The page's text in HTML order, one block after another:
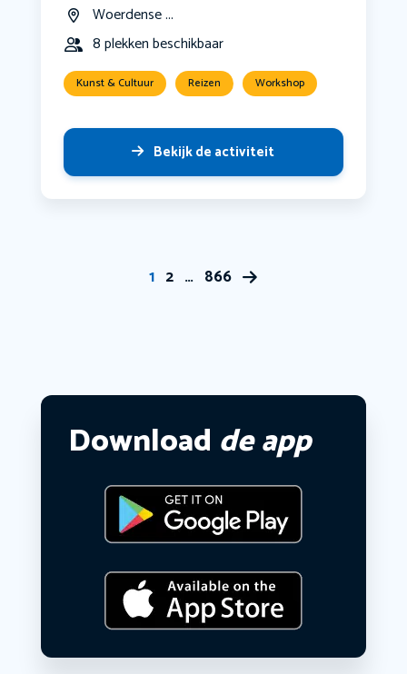
Woerdense ...
8 plekken beschikbaar
Kunst & Cultuur Reizen Workshop
Bekijk de activiteit
1 2 … 866
Download de app